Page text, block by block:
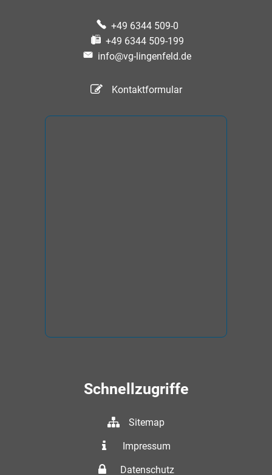
+49 6344 509-0
+49 6344 509-199
info@vg-lingenfeld.de
Kontaktformular
Schnellzugriffe
Sitemap
Impressum
Datenschutz